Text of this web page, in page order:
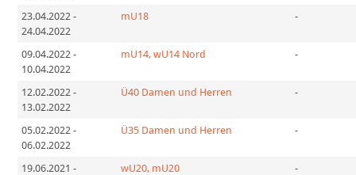
23.04.2022 -
24.04.2022
mU18 -
09.04.2022 -
10.04.2022
mU14, wU14 Nord -
12.02.2022 -
13.02.2022
Ü40 Damen und Herren -
05.02.2022 -
06.02.2022
Ü35 Damen und Herren -
19.06.2021 -
wU20, mU20 -